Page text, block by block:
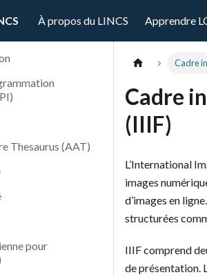
À propos du LINCS Apprendre
Thesaurus (AAT)
pour
Cadre
Cadre
(IIIF)
L’International
images
d’images en
structurées
IIIF comprend
de présentation.